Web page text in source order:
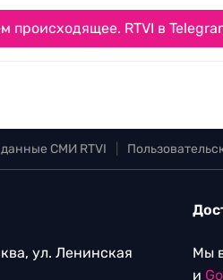
происходящее. RTVI в
СМИ RTVI
ул. Ленинская
Мы
и